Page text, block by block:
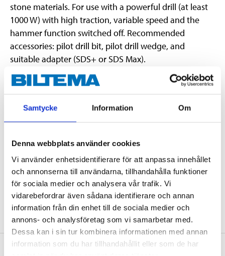
Samtycke Information Om
Denna webbplats använder cookies
Vi använder enhetsidentifierare för att anpassa innehållet
och annonserna till användarna, tillhandahålla funktioner
för sociala medier och analysera vår trafik. Vi
vidarebefordrar även sådana identifierare och annan
information från din enhet till de sociala medier och
annons- och analysföretag som vi samarbetar med.
Dessa kan i sin tur kombinera informationen med annan
information som du har tillhandahållit eller som de har
stone materials. For use with a powerful drill (at least
1000 W) with high traction, variable speed and the
hammer function switched off. Recommended
accessories: pilot drill bit, pilot drill wedge, and
suitable adapter (SDS+ or SDS Max).
Technical specifications
Diameter
102 mm
Length
150 mm
Diamond
Hardness
>80 HRB